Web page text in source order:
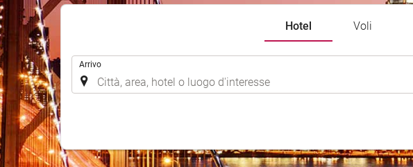
Hotel Voli
Arrivo